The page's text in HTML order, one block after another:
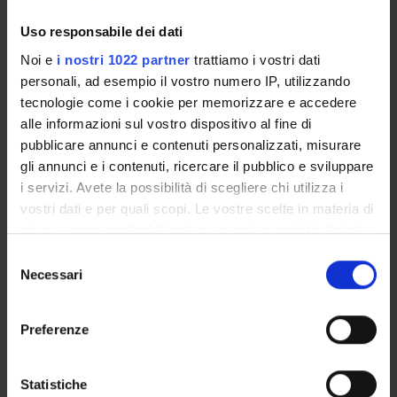
Uso responsabile dei dati
Noi e i nostri 1022 partner trattiamo i vostri dati
personali, ad esempio il vostro numero IP, utilizzando
tecnologie come i cookie per memorizzare e accedere
alle informazioni sul vostro dispositivo al fine di
pubblicare annunci e contenuti personalizzati, misurare
gli annunci e i contenuti, ricercare il pubblico e sviluppare
i servizi. Avete la possibilità di scegliere chi utilizza i
vostri dati e per quali scopi. Le vostre scelte in materia di
privacy sono applicabili solo su questa proprietà digitale
modificare o revocare il proprio consenso in qualsiasi
momento dalla Dichiarazione sui cookie o facendo clic
raccogliere informazioni sulla tua posizione
delNecessari
Preferenze
Statistiche
Management
Anesthesiology 3 -
DIDATTICA FRONTALE
(2019/2020)
Course code
4S002622
Credits
Other available courses
Postgraduate Specialisation in Neurosurgery
Academic sector